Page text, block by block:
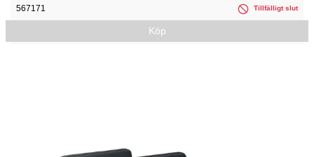
567171 Tillfälligt slut
Köp